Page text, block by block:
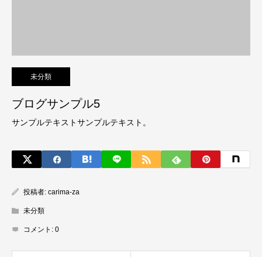
未分類
ブログサンプル5
サンプルテキストサンプルテキスト。
投稿者: carima-za
未分類
コメント: 0